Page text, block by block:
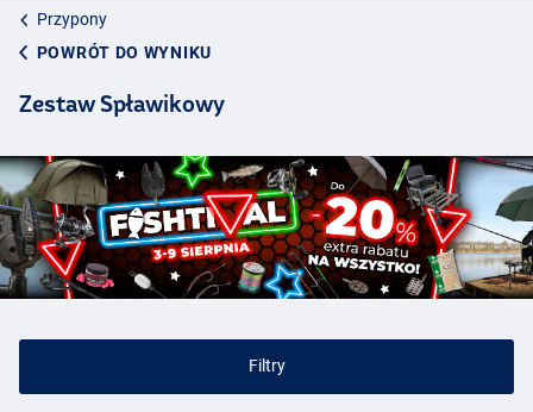
Przypony
POWRÓT DO WYNIKU
Zestaw Spławikowy
Filtry